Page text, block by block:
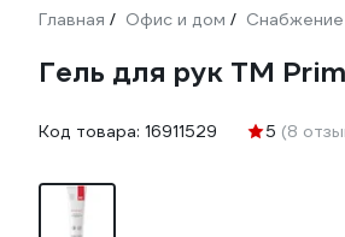
Главная / Офис и дом /
Гель для рук TM
Код товара: 16911529 5 (8